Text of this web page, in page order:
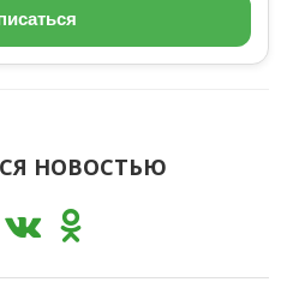
НОВОСТЬЮ